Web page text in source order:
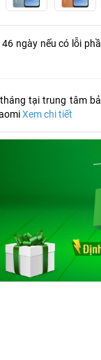
ngày nếu có lỗi
tại trung tâm
Xem chi tiết